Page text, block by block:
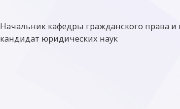
Начальник кафедры гражданского права
кандидат юридических наук